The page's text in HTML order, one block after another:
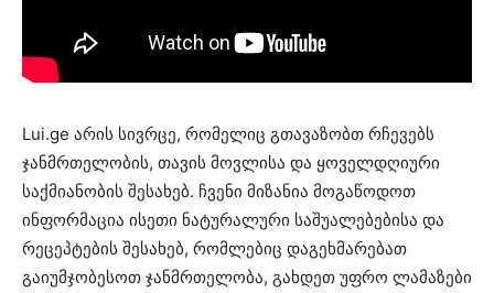
Lui.ge არის სივრცე, რომელიც გთავაზობთ რჩევებს
ჯანმრთელობის, თავის მოვლისა და ყოველდღიური
საქმიანობის შესახებ. ჩვენი მიზანია მოგაწოდოთ
ინფორმაცია ისეთი ნატურალური საშუალებებისა და
რეცეპტების შესახებ, რომლებიც დაგეხმარებათ
გაიუმჯობესოთ ჯანმრთელობა, გახდეთ უფრო ლამაზები